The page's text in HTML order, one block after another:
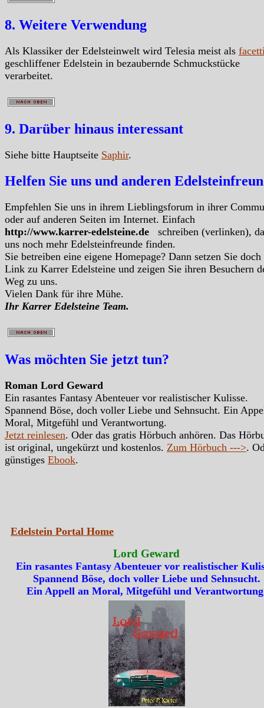
8. Weitere Verwendung
Als Klassiker der Edelsteinwelt wird Telesia meist als
geschliffener Edelstein in bezaubernde Schmuckstücke
verarbeitet.
9. Darüber hinaus interessant
Siehe bitte Hauptseite Saphir.
Helfen Sie uns und anderen
Empfehlen Sie uns in ihrem Lieblingsforum in ihrer
oder auf anderen Seiten im Internet. Einfach
http://www.karrer-edelsteine.de
schreiben (verlinken),
uns noch mehr Edelsteinfreunde finden.
Sie betreiben eine eigene Homepage? Dann setzen Sie doch
Link zu Karrer Edelsteine und zeigen Sie ihren Besuchern
Weg zu uns.
Vielen Dank für ihre Mühe.
Ihr Karrer Edelsteine Team.
Was möchten Sie jetzt tun?
Roman Lord Geward
Ein rasantes Fantasy Abenteuer vor realistischer Kulisse.
Spannend Böse, doch voller Liebe und Sehnsucht. Ein
Moral, Mitgefühl und Verantwortung.
Jetzt reinlesen. Oder das gratis Hörbuch anhören. Das
ist original, ungekürzt und kostenlos. Zum Hörbuch --->.
günstiges Ebook.
Edelstein Portal Home
Lord Geward
Ein rasantes Fantasy Abenteuer vor realistischer
Spannend Böse, doch voller Liebe und Sehnsucht.
Ein Appell an Moral, Mitgefühl und